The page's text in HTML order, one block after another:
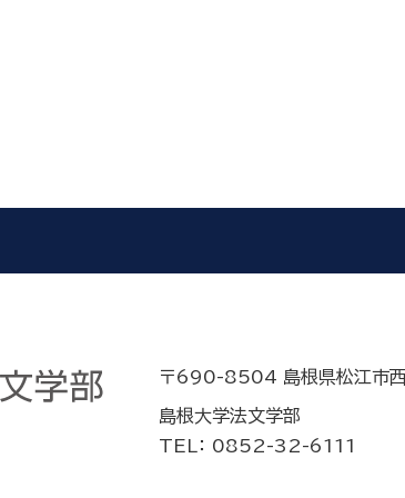
〒690-8504 島根県松江市
島根大学法文学部
TEL： 0852-32-6111